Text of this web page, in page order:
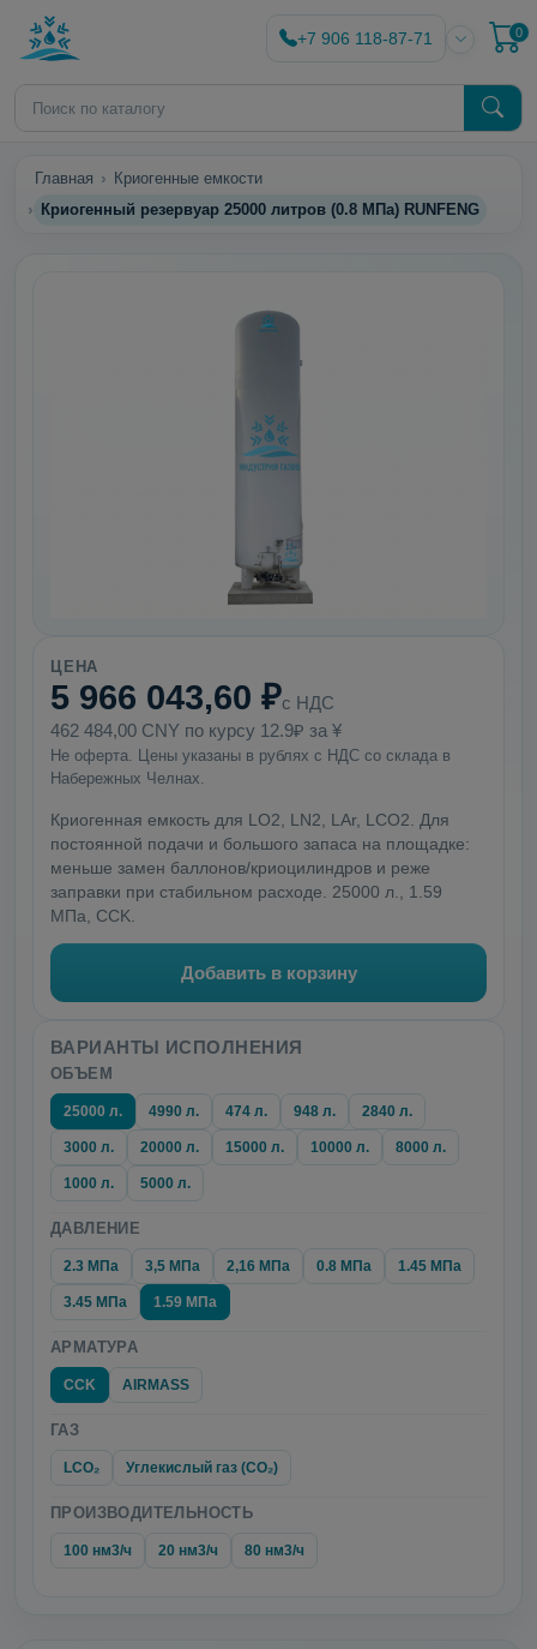
+7 906 118-87-71 0
Главная
Криогенные емкости
Криогенный резервуар 25000 литров (0.8 МПа) RUNFENG
ЦЕНА
5 966 043,60 ₽с НДС
462 484,00 CNY по курсу 12.9₽ за ¥
Не оферта. Цены указаны в рублях с НДС со склада в
Набережных Челнах.
Криогенная емкость для LO2, LN2, LAr, LCO2. Для
постоянной подачи и большого запаса на площадке:
меньше замен баллонов/криоцилиндров и реже
заправки при стабильном расходе. 25000 л., 1.59
МПа, CCK.
Добавить в корзину
ВАРИАНТЫ ИСПОЛНЕНИЯ
ОБЪЕМ
25000 л. 4990 л. 474 л. 948 л. 2840 л.
3000 л. 20000 л. 15000 л. 10000 л. 8000 л.
1000 л. 5000 л.
ДАВЛЕНИЕ
2.3 МПа 3,5 МПа 2,16 МПа 0.8 МПа 1.45 МПа
3.45 МПа 1.59 МПа
АРМАТУРА
CCK AIRMASS
ГАЗ
LCO₂ Углекислый газ (CO₂)
ПРОИЗВОДИТЕЛЬНОСТЬ
100 нм3/ч 20 нм3/ч 80 нм3/ч